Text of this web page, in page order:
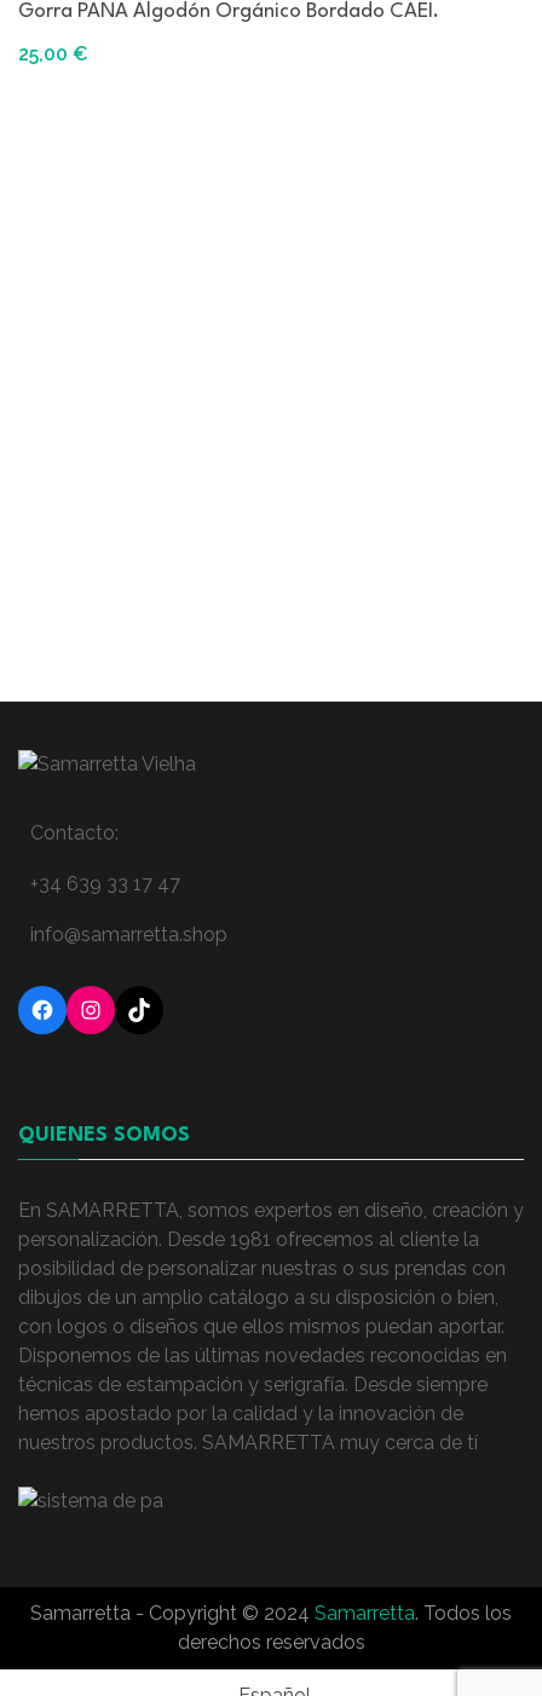
Gorra PANA Algodón Orgánico Bordado CAEI.
25,00 €
Contacto:
+34 639 33 17 47
info@samarretta.shop
Facebook
Instagram
TikTok
QUIENES SOMOS
En SAMARRETTA, somos expertos en diseño, creación y
personalización. Desde 1981 ofrecemos al cliente la
posibilidad de personalizar nuestras o sus prendas con
dibujos de un amplio catálogo a su disposición o bien,
con logos o diseños que ellos mismos puedan aportar.
Disponemos de las últimas novedades reconocidas en
técnicas de estampación y serigrafía. Desde siempre
hemos apostado por la calidad y la innovación de
nuestros productos. SAMARRETTA muy cerca de tí
Samarretta - Copyright © 2024 Samarretta. Todos los
derechos reservados